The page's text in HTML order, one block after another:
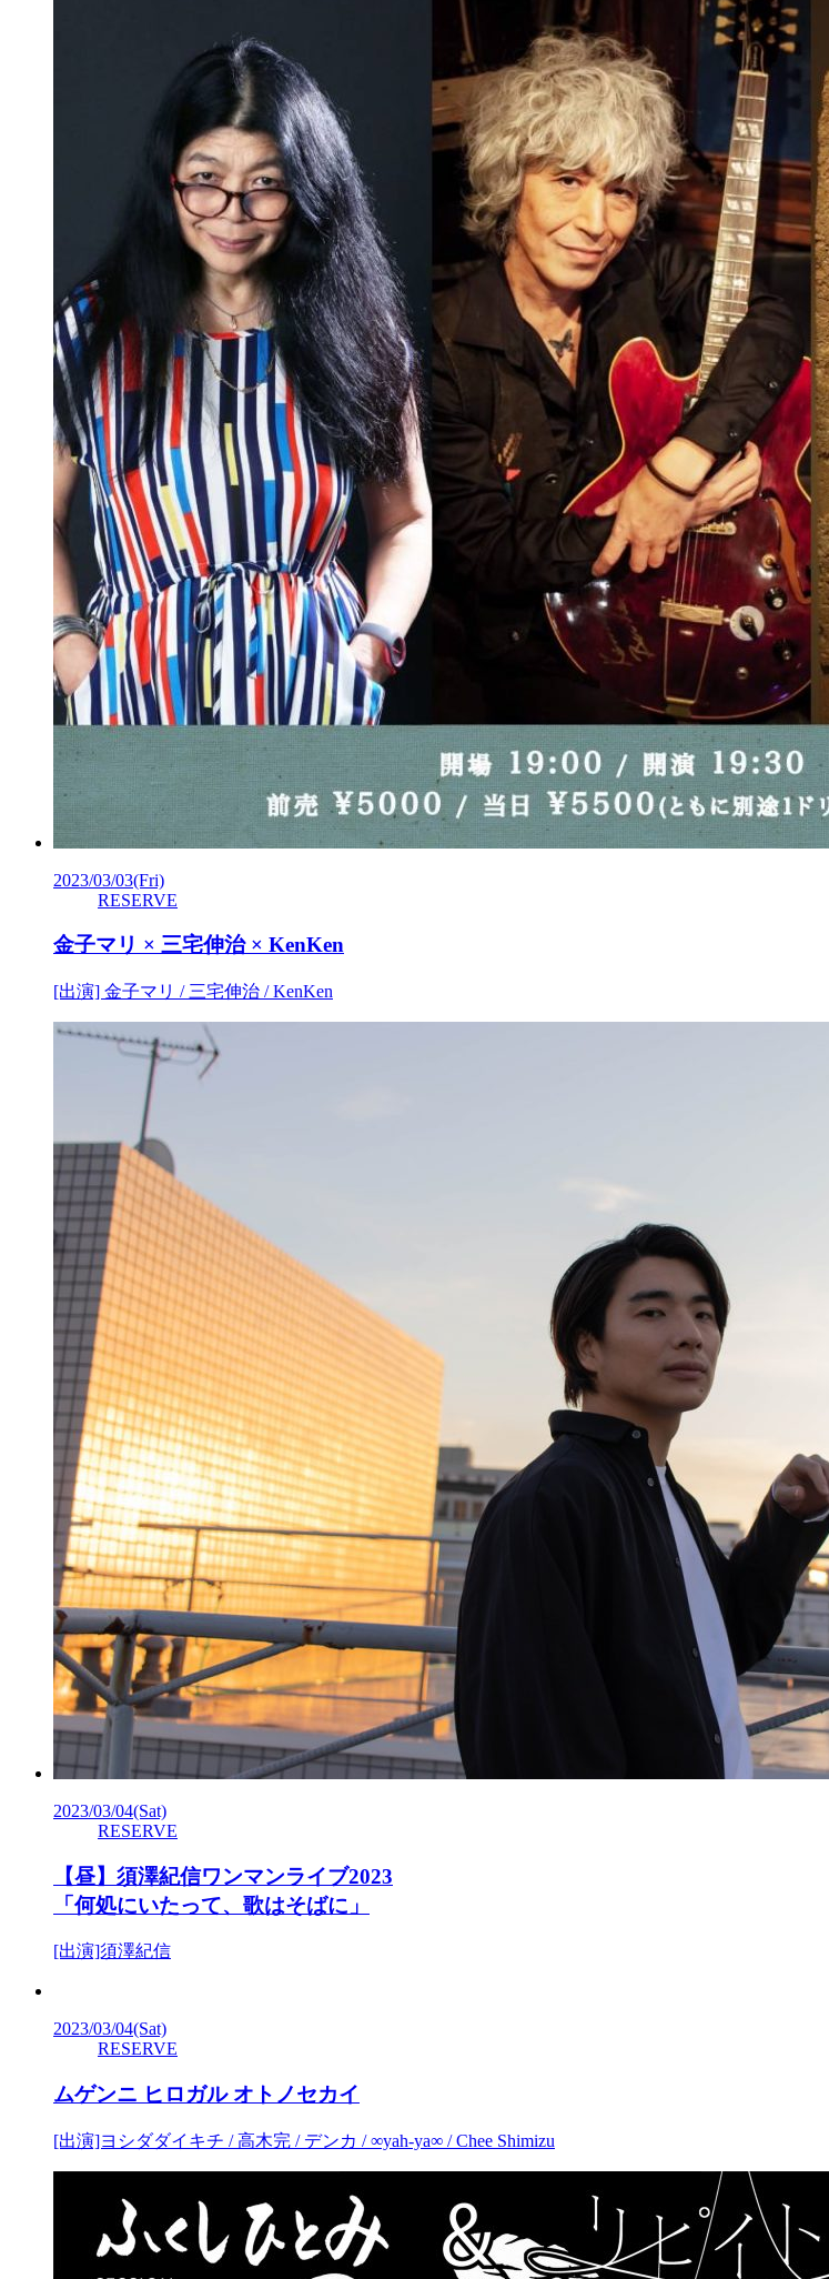
2023/03/03(Fri)
RESERVE
金子マリ × 三宅伸治 × KenKen
[出演] 金子マリ / 三宅伸治 / KenKen
2023/03/04(Sat)
RESERVE
【昼】須澤紀信ワンマンライブ2023
「何処にいたって、歌はそばに」
[出演]須澤紀信
2023/03/04(Sat)
RESERVE
ムゲンニ ヒロガル オトノセカイ
[出演]ヨシダダイキチ / 高木完 / デンカ / ∞yah-ya∞ / Chee Shimizu